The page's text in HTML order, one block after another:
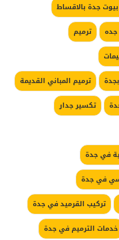
جدة بالاقساط
جده
ترميم
ترميم المباني القديمة
تكسير جدار
في جدة
في جدة
تركيب القرميد في جدة
خدمات الترميم في جدة